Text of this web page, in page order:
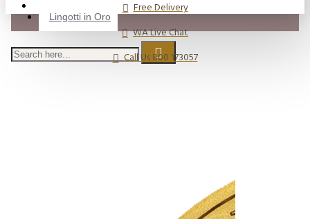
Lingotti in Oro
Free Delivery
WA Live Chat
Call Us 800 173057